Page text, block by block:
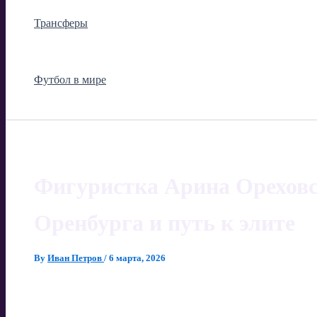
Трансферы
Футбол в мире
By Иван Петров / 6 марта, 2026